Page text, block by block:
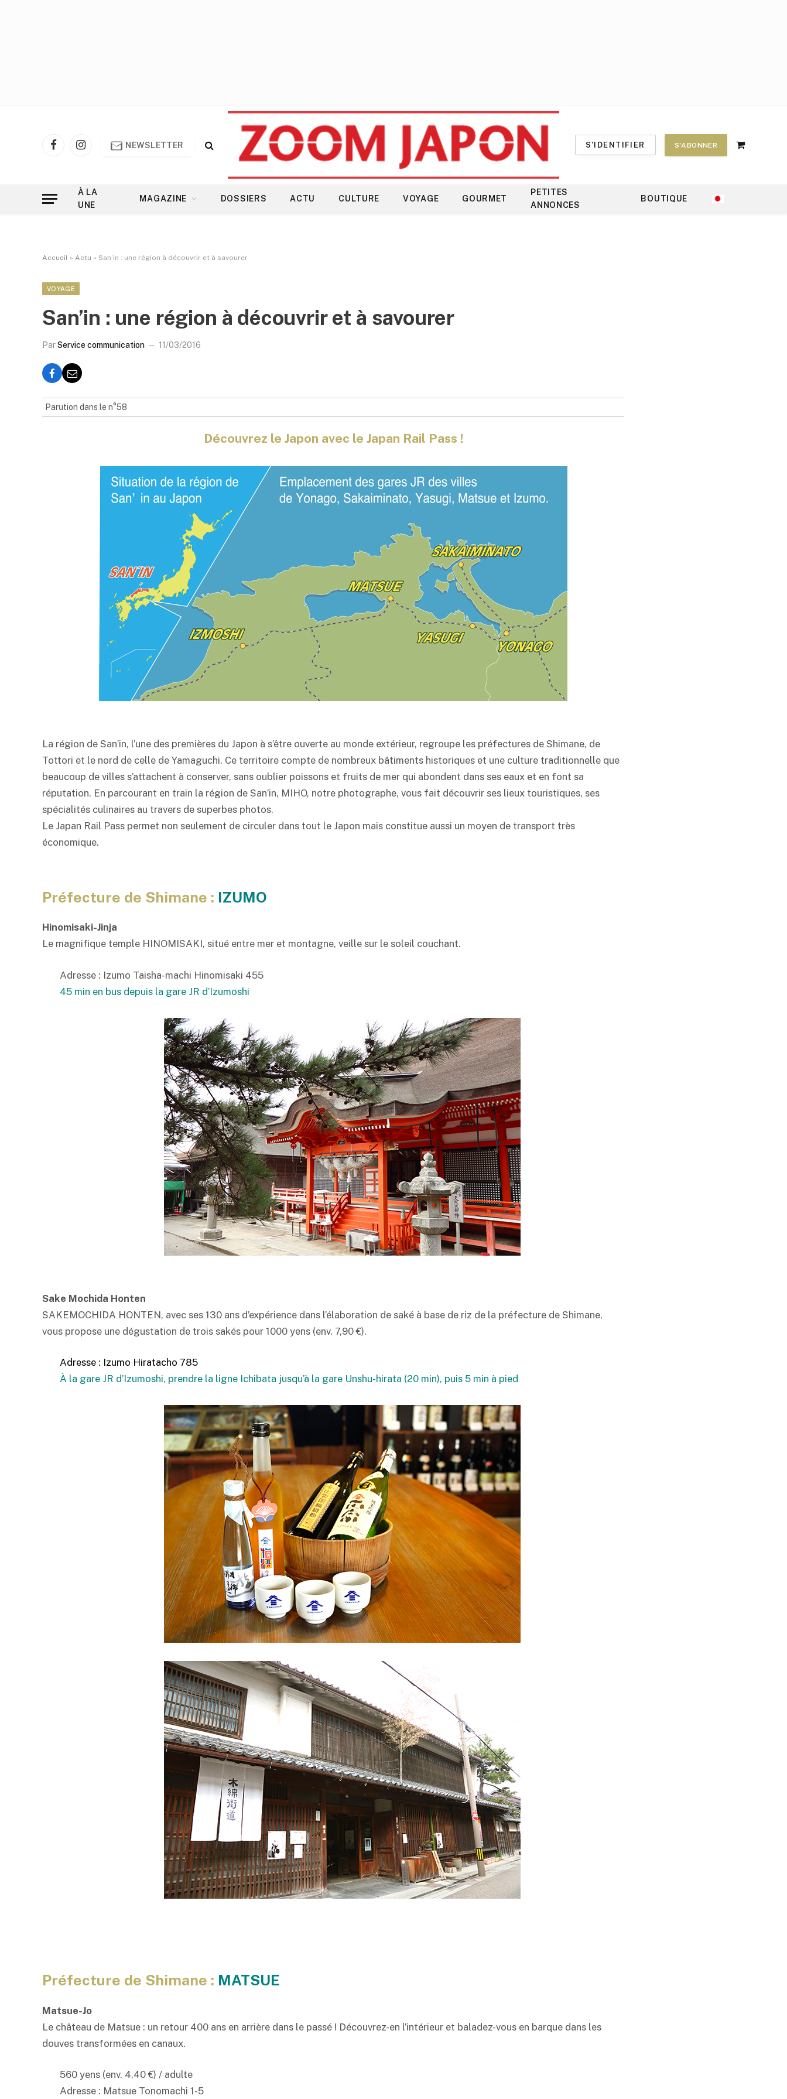
FacebookInstagram
NEWSLETTER S'IDENTIFIER S'ABONNER
Shopping
À LA
UNE
MAGAZINE DOSSIERS ACTU CULTURE VOYAGE GOURMET
PETITES
ANNONCES
BOUTIQUE
Accueil » Actu » San’in : une région à découvrir et à savourer
VOYAGE
San’in : une région à découvrir et à savourer
ParService communication 11/03/2016
Parution dans le n°58
Découvrez le Japon avec le Japan Rail Pass !
La région de San’in, l’une des premières du Japon à s’être ouverte au monde extérieur, regroupe les préfectures de Shimane, de
Tottori et le nord de celle de Yamaguchi. Ce territoire compte de nombreux bâtiments historiques et une culture traditionnelle que
beaucoup de villes s’attachent à conserver, sans oublier poissons et fruits de mer qui abondent dans ses eaux et en font sa
réputation. En parcourant en train la région de San’in, MIHO, notre photographe, vous fait découvrir ses lieux touristiques, ses
spécialités culinaires au travers de superbes photos.
Le Japan Rail Pass permet non seulement de circuler dans tout le Japon mais constitue aussi un moyen de transport très
économique.
Préfecture de Shimane : IZUMO
Hinomisaki-Jinja
Le magnifique temple HINOMISAKI, situé entre mer et montagne, veille sur le soleil couchant.
Adresse : Izumo Taisha-machi Hinomisaki 455
45 min en bus depuis la gare JR d’Izumoshi
Sake Mochida Honten
SAKEMOCHIDA HONTEN, avec ses 130 ans d’expérience dans l’élaboration de saké à base de riz de la préfecture de Shimane,
vous propose une dégustation de trois sakés pour 1000 yens (env. 7,90 €).
Adresse : Izumo Hiratacho 785
À la gare JR d’Izumoshi, prendre la ligne Ichibata jusqu’à la gare Unshu-hirata (20 min), puis 5 min à pied
Préfecture de Shimane : MATSUE
Matsue-Jo
Le château de Matsue : un retour 400 ans en arrière dans le passé ! Découvrez-en l’intérieur et baladez-vous en barque dans les
douves transformées en canaux.
560 yens (env. 4,40 €) / adulte
Adresse : Matsue Tonomachi 1-5